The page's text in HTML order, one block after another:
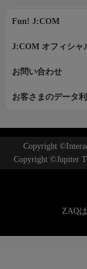
Fun! J:COM
J:COM オフィシャ
お問い合わせ
お客さまのデータ
Copyright
Copyright ©Jupiter
ZAQ